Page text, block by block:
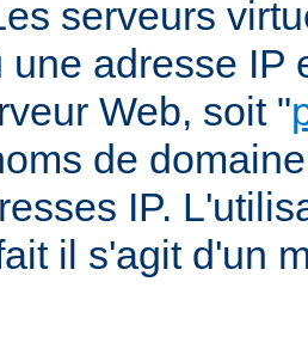
serveurs
une adresse IP
Web, soit "
de
IP.
il s'agit d'un